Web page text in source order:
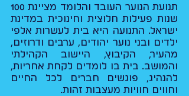
תנועת הנוער העובד והלומד מציינת 100
שנות פעילות חלוצית וחינוכית במדינת
ישראל. התנועה היא בית לעשרות אלפי
ילדים ובני נוער יהודים, ערבים ודרוזים,
מהעיר, הקיבוץ, היישוב הקהילתי
והמושב. בית בו לומדים לקחת אחריות,
להנהיג, פוגשים חברים לכל החיים
וחווים חוויות מעצבות זהות.